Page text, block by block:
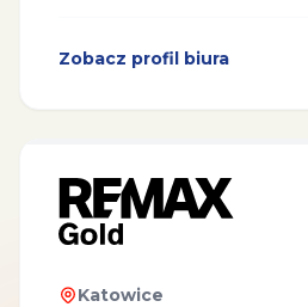
Zobacz profil biura
Katowice